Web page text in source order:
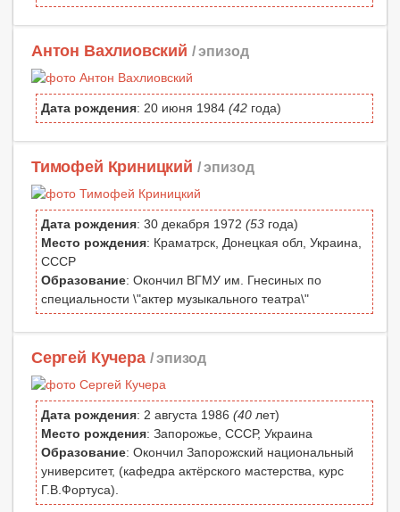
Антон Вахлиовский / эпизод
Дата рождения: 20 июня 1984 (42 года)
Тимофей Криницкий / эпизод
Дата рождения: 30 декабря 1972 (53 года)
Место рождения: Краматрск, Донецкая обл, Украина,
СССР
Образование: Окончил ВГМУ им. Гнесиных по
специальности \"актер музыкального театра\"
Сергей Кучера / эпизод
Дата рождения: 2 августа 1986 (40 лет)
Место рождения: Запорожье, СССР, Украина
Образование: Окончил Запорожский национальный
университет, (кафедра актёрского мастерства, курс
Г.В.Фортуса).